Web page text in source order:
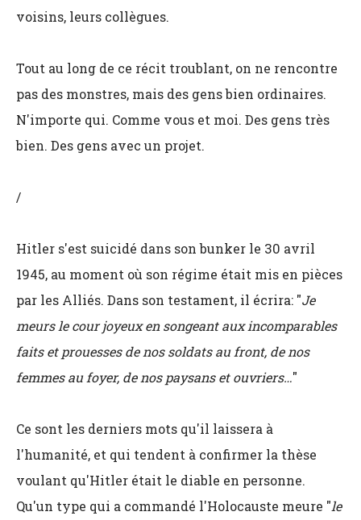
voisins, leurs collègues.
Tout au long de ce récit troublant, on ne rencontre
pas des monstres, mais des gens bien ordinaires.
N'importe qui. Comme vous et moi. Des gens très
bien. Des gens avec un projet.
/
Hitler s'est suicidé dans son bunker le 30 avril
1945, au moment où son régime était mis en pièces
par les Alliés. Dans son testament, il écrira: "Je
meurs le cour joyeux en songeant aux incomparables
faits et prouesses de nos soldats au front, de nos
femmes au foyer, de nos paysans et ouvriers…"
Ce sont les derniers mots qu'il laissera à
l'humanité, et qui tendent à confirmer la thèse
voulant qu'Hitler était le diable en personne.
Qu'un type qui a commandé l'Holocauste meure "le